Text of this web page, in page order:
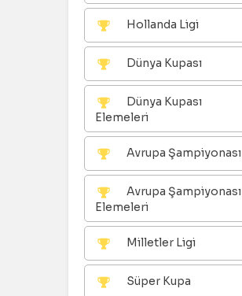
Hollanda Ligi
Dünya Kupası
Dünya Kupası
Elemeleri
Avrupa Şampiyonası
Avrupa Şampiyonası
Elemeleri
Milletler Ligi
Süper Kupa